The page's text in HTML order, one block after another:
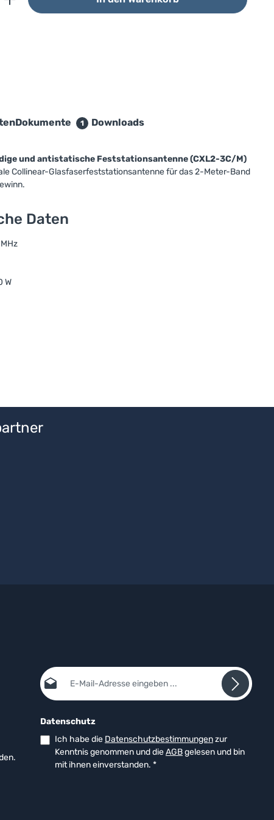
Dokumente 1 Downloads
und antistatische Feststationsantenne (CXL2-3C/M)
Collinear-Glasfaserfeststationsantenne für das 2-Meter-Band
Daten
W
E-Mail-Adresse*
Datenschutz
Ich habe die Datenschutzbestimmungenzur
Kenntnis genommen und dieAGBgelesen und bin
mit ihnen einverstanden. *